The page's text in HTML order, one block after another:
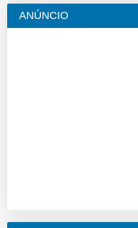
ANÚNCIO